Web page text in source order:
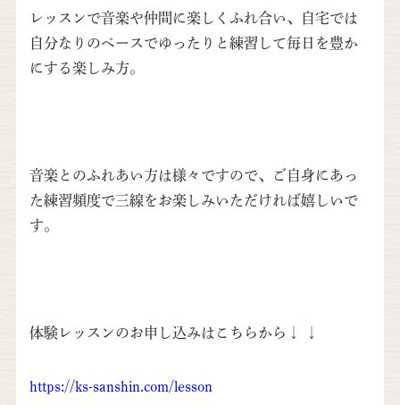
レッスンで音楽や仲間に楽しくふれ合い、自宅では
自分なりのペースでゆったりと練習して毎日を豊か
にする楽しみ方。
音楽とのふれあい方は様々ですので、ご自身にあっ
た練習頻度で三線をお楽しみいただければ嬉しいで
す。
体験レッスンのお申し込みはこちらから↓
https://ks-sanshin.com/lesson